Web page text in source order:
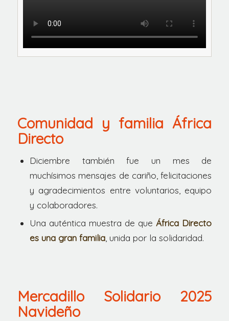
Comunidad y familia África
Directo
Diciembre también fue un mes de
muchísimos mensajes de cariño, felicitaciones
y agradecimientos entre voluntarios, equipo
y colaboradores.
Una auténtica muestra de queÁfrica Directo
es una gran familia, unida por la solidaridad.
Mercadillo Solidario 2025
Navideño